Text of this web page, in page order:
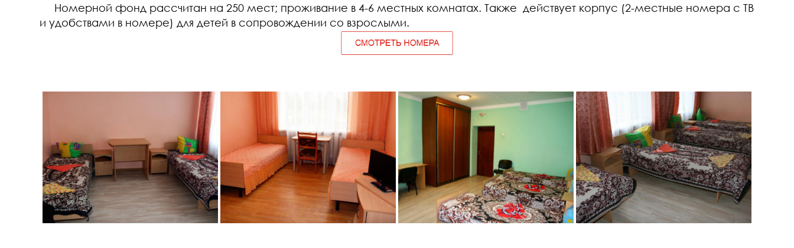
Номерной фонд рассчитан на 250 мест; проживание в 4-6 местных комнатах. Также действует корпус (2-местные номера с TВ
и удобствами в номере) для детей в сопровождении со взрослыми.